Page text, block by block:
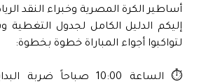
أساطير الكرة المصرية وخبراء النقد
إليكم الدليل الكامل لجدول التغطية
لتواكبوا أجواء المباراة خطوة بخطوة:
⏱️ الساعة 10:00 صباحاً